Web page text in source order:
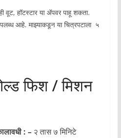
वूट, हॉटस्टार या ॲपवर पाहू शकता.
आहे. माझ्याकडून या चित्रपटाला ५
फिश / मिशन
: –२ तास ७ मिनिटे